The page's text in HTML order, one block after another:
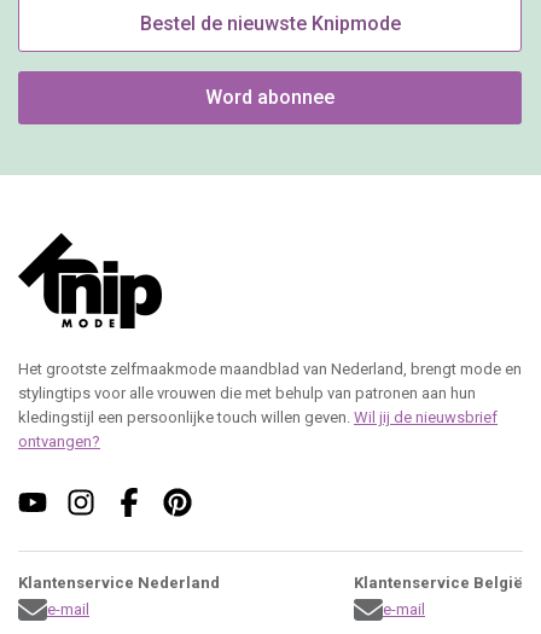
Bestel de nieuwste Knipmode
Word abonnee
Het grootste zelfmaakmode maandblad van Nederland, brengt mode en
stylingtips voor alle vrouwen die met behulp van patronen aan hun
kledingstijl een persoonlijke touch willen geven. Wil jij de nieuwsbrief
ontvangen?
Klantenservice Nederland
e-mail
Klantenservice België
e-mail